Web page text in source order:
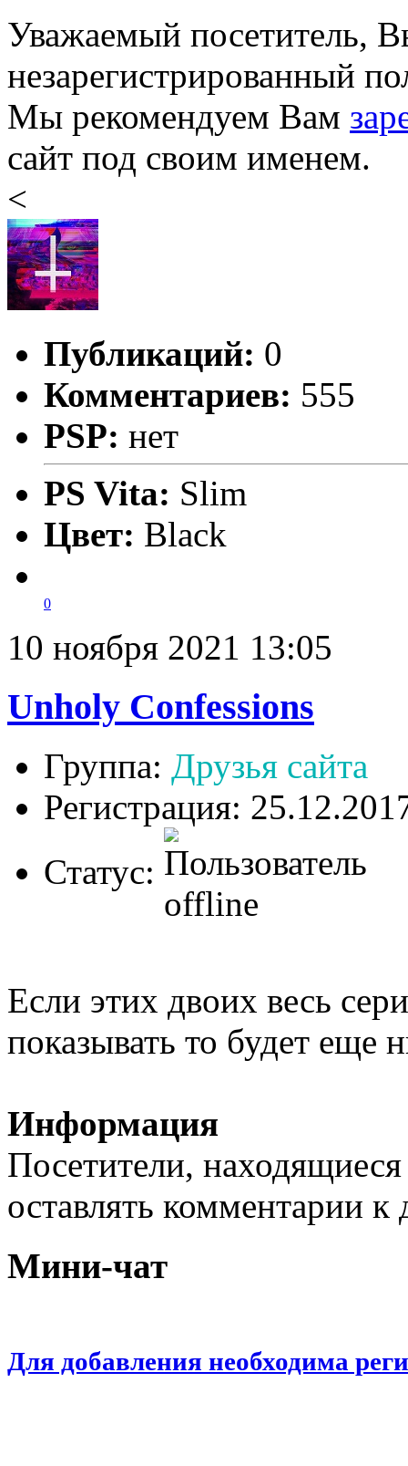
Уважаемый посетитель,
незарегистрированный
Мы рекомендуем Вам
сайт под своим именем.
<
Публикаций: 0
Комментариев: 555
PSP: нет
PS Vita: Slim
Цвет: Black
0
10 ноября 2021 13:05
Unholy Confessions
Группа: Друзья сайта
Регистрация:
Статус:
Если этих двоих весь
показывать то будет еще
Информация
Посетители,
оставлять комментарии
Мини-чат
Для добавления необходима